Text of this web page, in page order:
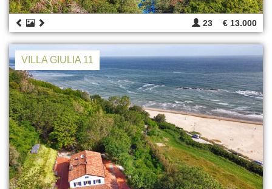
23 € 13.000
VILLA GIULIA 11